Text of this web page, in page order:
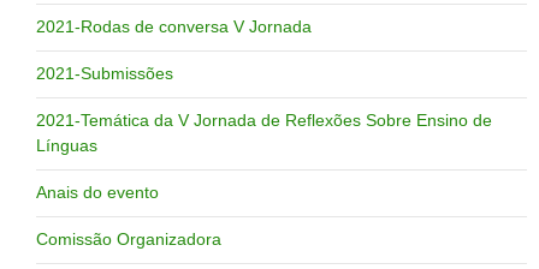
2021-Rodas de conversa V Jornada
2021-Submissões
2021-Temática da V Jornada de Reflexões Sobre Ensino de
Línguas
Anais do evento
Comissão Organizadora